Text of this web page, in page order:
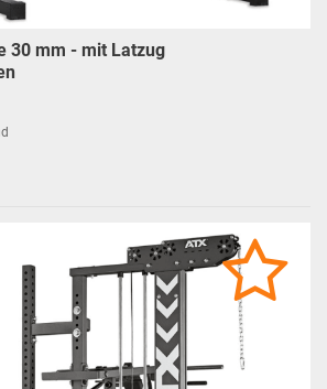
30 mm - mit Latzug